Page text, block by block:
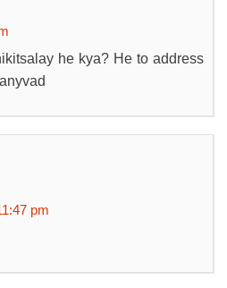
he kya? He to address
pm